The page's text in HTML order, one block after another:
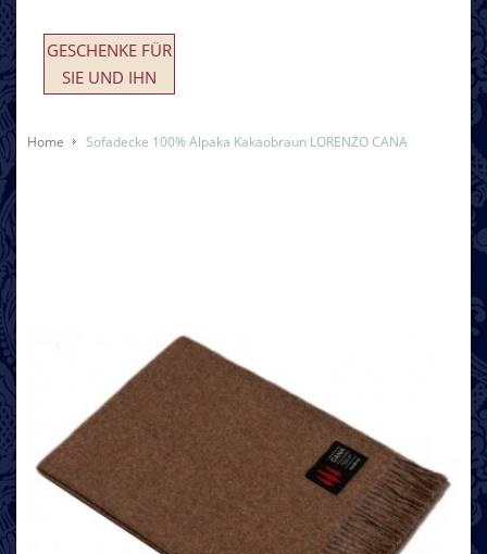
GESCHENKE FÜR
SIE UND IHN
Home Sofadecke 100% Alpaka Kakaobraun LORENZO CANA